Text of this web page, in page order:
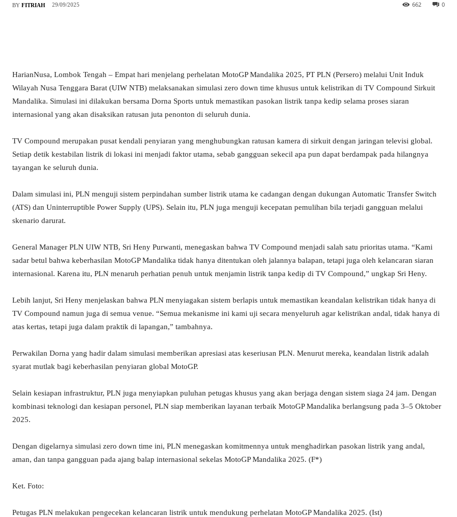
BY FITRIAH 29/09/2025 0
662
HarianNusa, Lombok Tengah – Empat hari menjelang perhelatan MotoGP Mandalika 2025, PT PLN (Persero) melalui Unit Induk
Wilayah Nusa Tenggara Barat (UIW NTB) melaksanakan simulasi zero down time khusus untuk kelistrikan di TV Compound Sirkuit
Mandalika. Simulasi ini dilakukan bersama Dorna Sports untuk memastikan pasokan listrik tanpa kedip selama proses siaran
internasional yang akan disaksikan ratusan juta penonton di seluruh dunia.
TV Compound merupakan pusat kendali penyiaran yang menghubungkan ratusan kamera di sirkuit dengan jaringan televisi global.
Setiap detik kestabilan listrik di lokasi ini menjadi faktor utama, sebab gangguan sekecil apa pun dapat berdampak pada hilangnya
tayangan ke seluruh dunia.
Dalam simulasi ini, PLN menguji sistem perpindahan sumber listrik utama ke cadangan dengan dukungan Automatic Transfer Switch
(ATS) dan Uninterruptible Power Supply (UPS). Selain itu, PLN juga menguji kecepatan pemulihan bila terjadi gangguan melalui
skenario darurat.
General Manager PLN UIW NTB, Sri Heny Purwanti, menegaskan bahwa TV Compound menjadi salah satu prioritas utama. “Kami
sadar betul bahwa keberhasilan MotoGP Mandalika tidak hanya ditentukan oleh jalannya balapan, tetapi juga oleh kelancaran siaran
internasional. Karena itu, PLN menaruh perhatian penuh untuk menjamin listrik tanpa kedip di TV Compound,” ungkap Sri Heny.
Lebih lanjut, Sri Heny menjelaskan bahwa PLN menyiagakan sistem berlapis untuk memastikan keandalan kelistrikan tidak hanya di
TV Compound namun juga di semua venue. “Semua mekanisme ini kami uji secara menyeluruh agar kelistrikan andal, tidak hanya di
atas kertas, tetapi juga dalam praktik di lapangan,” tambahnya.
Perwakilan Dorna yang hadir dalam simulasi memberikan apresiasi atas keseriusan PLN. Menurut mereka, keandalan listrik adalah
syarat mutlak bagi keberhasilan penyiaran global MotoGP.
Selain kesiapan infrastruktur, PLN juga menyiapkan puluhan petugas khusus yang akan berjaga dengan sistem siaga 24 jam. Dengan
kombinasi teknologi dan kesiapan personel, PLN siap memberikan layanan terbaik MotoGP Mandalika berlangsung pada 3–5 Oktober
2025.
Dengan digelarnya simulasi zero down time ini, PLN menegaskan komitmennya untuk menghadirkan pasokan listrik yang andal,
aman, dan tanpa gangguan pada ajang balap internasional sekelas MotoGP Mandalika 2025. (F*)
Ket. Foto:
Petugas PLN melakukan pengecekan kelancaran listrik untuk mendukung perhelatan MotoGP Mandalika 2025. (Ist)